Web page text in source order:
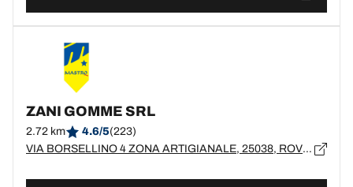
ZANI GOMME SRL
2.72 km 4.6/5(223)
VIA BORSELLINO 4 ZONA ARTIGIANALE, 25038, ROVATO, IT